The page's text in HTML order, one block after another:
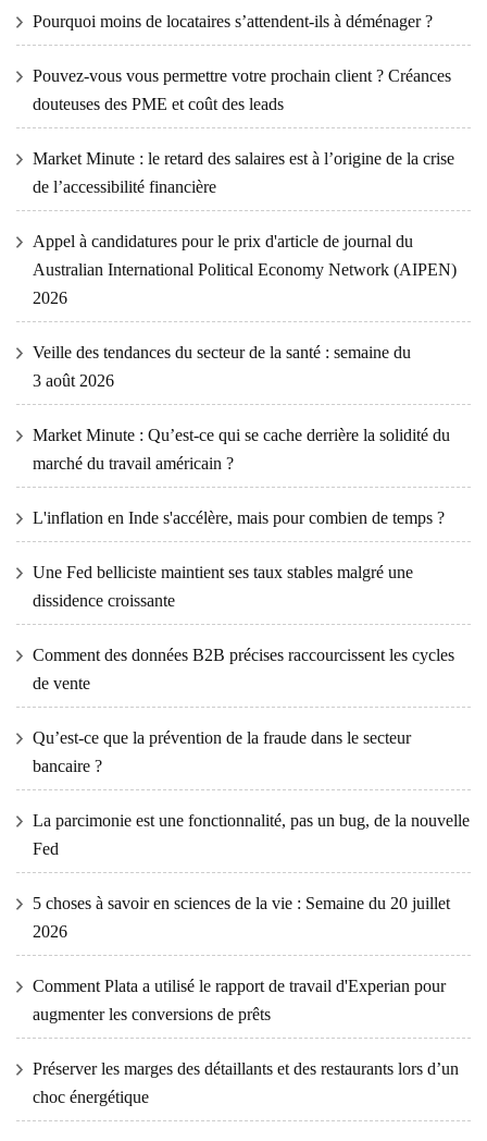
Pourquoi moins de locataires s’attendent-ils à déménager ?
Pouvez-vous vous permettre votre prochain client ? Créances
douteuses des PME et coût des leads
Market Minute : le retard des salaires est à l’origine de la crise
de l’accessibilité financière
Appel à candidatures pour le prix d'article de journal du
Australian International Political Economy Network (AIPEN)
2026
Veille des tendances du secteur de la santé : semaine du
3 août 2026
Market Minute : Qu’est-ce qui se cache derrière la solidité du
marché du travail américain ?
L'inflation en Inde s'accélère, mais pour combien de temps ?
Une Fed belliciste maintient ses taux stables malgré une
dissidence croissante
Comment des données B2B précises raccourcissent les cycles
de vente
Qu’est-ce que la prévention de la fraude dans le secteur
bancaire ?
La parcimonie est une fonctionnalité, pas un bug, de la nouvelle
Fed
5 choses à savoir en sciences de la vie : Semaine du 20 juillet
2026
Comment Plata a utilisé le rapport de travail d'Experian pour
augmenter les conversions de prêts
Préserver les marges des détaillants et des restaurants lors d’un
choc énergétique